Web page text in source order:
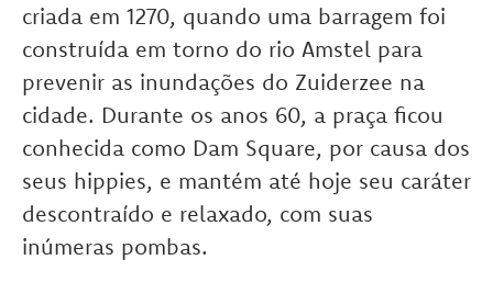
criada em 1270, quando uma barragem foi
construída em torno do rio Amstel para
prevenir as inundações do Zuiderzee na
cidade. Durante os anos 60, a praça ficou
conhecida como Dam Square, por causa dos
seus hippies, e mantém até hoje seu caráter
descontraído e relaxado, com suas
inúmeras pombas.